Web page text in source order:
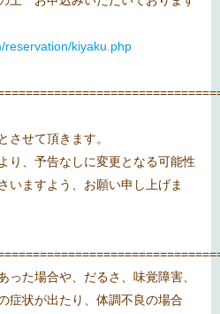
reservation/kiyaku.php
させて頂きます。
り、予告なしに変更となる可能性
いますよう、お願い申し上げま
った場合や、だるさ、味覚障害、
症状が出たり、体調不良の場合